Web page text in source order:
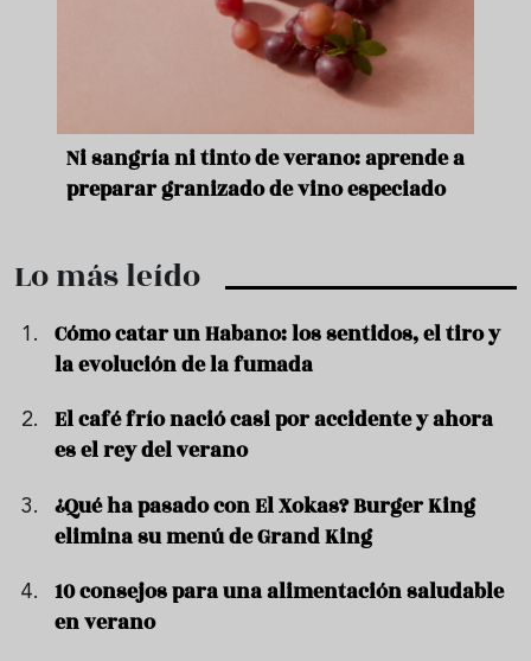
Ni sangría ni tinto de verano: aprende a
preparar granizado de vino especiado
Lo más leído
Cómo catar un Habano: los sentidos, el tiro y
la evolución de la fumada
El café frío nació casi por accidente y ahora
es el rey del verano
¿Qué ha pasado con El Xokas? Burger King
elimina su menú de Grand King
10 consejos para una alimentación saludable
en verano